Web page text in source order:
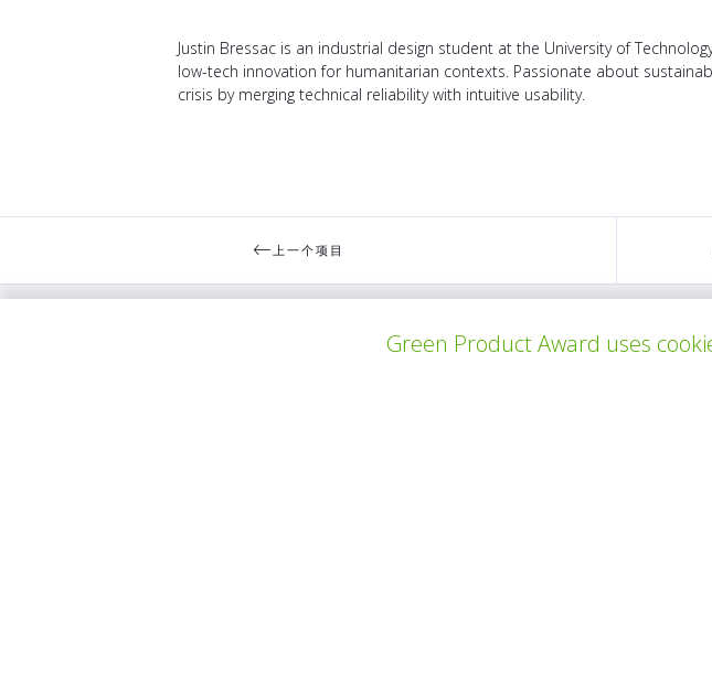
Justin Bressac is an industrial design student at the University of
low-tech innovation for humanitarian contexts. Passionate about
crisis by merging technical reliability with intuitive usability.
上一个项目
Green Product Award uses